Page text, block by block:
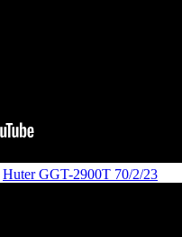
Huter GGT-2900T 70/2/23